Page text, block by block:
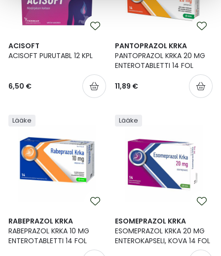
ACISOFT
ACISOFT PURUTABL 12 KPL
6,50 €
PANTOPRAZOL KRKA
PANTOPRAZOL KRKA 20 MG
ENTEROTABLETTI 14 FOL
11,89 €
Lääke
RABEPRAZOL KRKA
RABEPRAZOL KRKA 10 MG
ENTEROTABLETTI 14 FOL
Lääke
ESOMEPRAZOL KRKA
ESOMEPRAZOL KRKA 20 MG
ENTEROKAPSELI, KOVA 14 FOL